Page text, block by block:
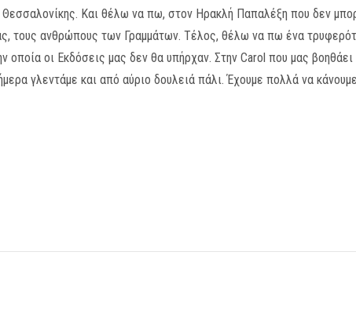
Και θέλω να πω, στον Ηρακλή Παπαλέξη που δεν
τους ανθρώπους των Γραμμάτων. Τέλος, θέλω να πω ένα
οποία οι Εκδόσεις μας δεν θα υπήρχαν. Στην Carol που μας
γλεντάμε και από αύριο δουλειά πάλι. Έχουμε πολλά να